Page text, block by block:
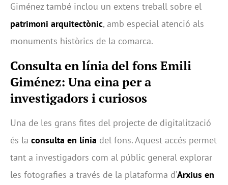
Giménez també inclou un extens treball sobre el
patrimoni arquitectònic, amb especial atenció als
monuments històrics de la comarca.
Consulta en línia del fons Emili
Giménez: Una eina per a
investigadors i curiosos
Una de les grans fites del projecte de digitalització
és la consulta en línia del fons. Aquest accés permet
tant a investigadors com al públic general explorar
les fotografies a través de la plataforma d’Arxius en